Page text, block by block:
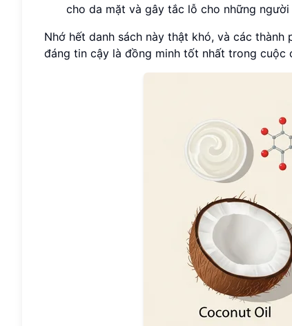
cho da mặt và gây tắc lỗ cho những người
Nhớ hết danh sách này thật khó, và các
đáng tin cậy là đồng minh tốt nhất trong cuộc